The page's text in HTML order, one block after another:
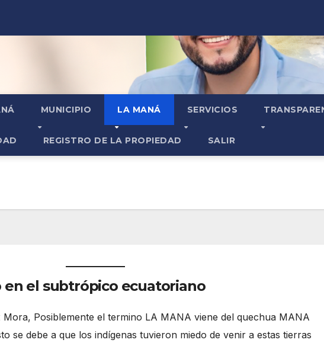
MUNICIPIO LA MANÁ SERVICIOS
REGISTRO DE LA PROPIEDAD SALIR
en el subtrópico ecuatoriano
Mora, Posiblemente el termino LA MANA viene del quechua MANA
se debe a que los indígenas tuvieron miedo de venir a estas tierras